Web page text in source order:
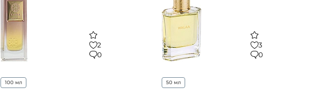
2
0
100 мл
3
0
50 мл